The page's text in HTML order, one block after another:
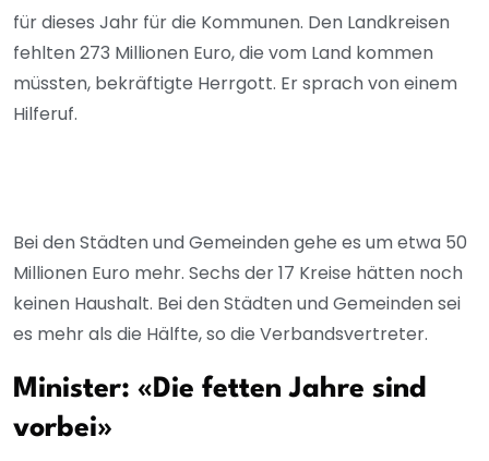
für dieses Jahr für die Kommunen. Den Landkreisen
fehlten 273 Millionen Euro, die vom Land kommen
müssten, bekräftigte Herrgott. Er sprach von einem
Hilferuf.
Bei den Städten und Gemeinden gehe es um etwa 50
Millionen Euro mehr. Sechs der 17 Kreise hätten noch
keinen Haushalt. Bei den Städten und Gemeinden sei
es mehr als die Hälfte, so die Verbandsvertreter.
Minister: «Die fetten Jahre sind
vorbei»